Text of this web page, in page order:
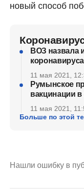
новый способ
ВОЗ назвала
11 мая 2021,
Румынское
вакцинации
11 мая 2021,
Больше по этой
Нашли ошибку в